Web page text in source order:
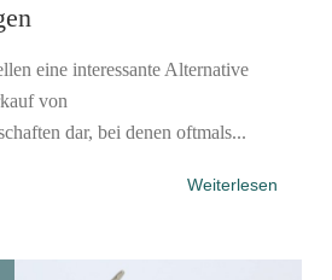
eine interessante Alternative
von
dar, bei denen oftmals...
Weiterlesen